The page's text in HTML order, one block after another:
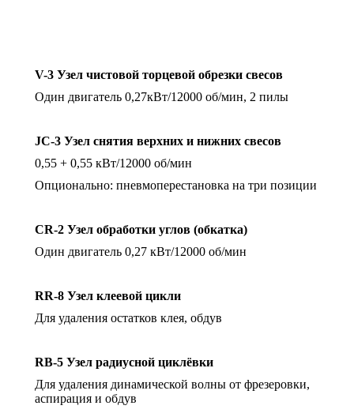
V-3 Узел чистовой торцевой обрезки свесов
Один двигатель 0,27кВт/12000 об/мин, 2 пилы
JC-3 Узел снятия верхних и нижних свесов
0,55 + 0,55 кВт/12000 об/мин
Опционально: пневмоперестановка на три позиции
CR-2 Узел обработки углов (обкатка)
Один двигатель 0,27 кВт/12000 об/мин
RR-8 Узел клеевой цикли
Для удаления остатков клея, обдув
RB-5 Узел радиусной циклёвки
Для удаления динамической волны от фрезеровки,
аспирация и обдув